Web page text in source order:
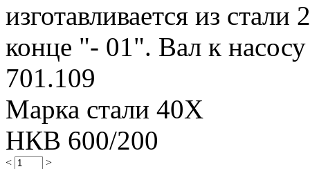
изготавливается из
конце "- 01". Вал к
701.109
Марка стали 40Х
НКВ 600/200
< >